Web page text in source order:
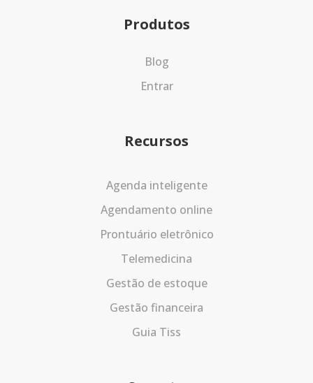
Produtos
Blog
Entrar
Recursos
Agenda inteligente
Agendamento online
Prontuário eletrônico
Telemedicina
Gestão de estoque
Gestão financeira
Guia Tiss